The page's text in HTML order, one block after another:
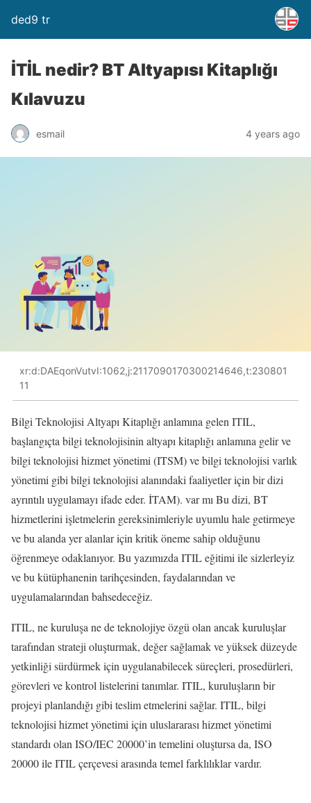
ded9 tr
İTİL nedir? BT Altyapısı Kitaplığı
Kılavuzu
esmail 4 years ago
xr:d:DAEqonVutvI:1062,j:2117090170300214646,t:230801
11
Bilgi Teknolojisi Altyapı Kitaplığı anlamına gelen ITIL,
başlangıçta bilgi teknolojisinin altyapı kitaplığı anlamına gelir ve
bilgi teknolojisi hizmet yönetimi (ITSM) ve bilgi teknolojisi varlık
yönetimi gibi bilgi teknolojisi alanındaki faaliyetler için bir dizi
ayrıntılı uygulamayı ifade eder. İTAM). var mı Bu dizi, BT
hizmetlerini işletmelerin gereksinimleriyle uyumlu hale getirmeye
ve bu alanda yer alanlar için kritik öneme sahip olduğunu
öğrenmeye odaklanıyor. Bu yazımızda ITIL eğitimi ile sizlerleyiz
ve bu kütüphanenin tarihçesinden, faydalarından ve
uygulamalarından bahsedeceğiz.
ITIL, ne kuruluşa ne de teknolojiye özgü olan ancak kuruluşlar
tarafından strateji oluşturmak, değer sağlamak ve yüksek düzeyde
yetkinliği sürdürmek için uygulanabilecek süreçleri, prosedürleri,
görevleri ve kontrol listelerini tanımlar. ITIL, kuruluşların bir
projeyi planlandığı gibi teslim etmelerini sağlar. ITIL, bilgi
teknolojisi hizmet yönetimi için uluslararası hizmet yönetimi
standardı olan ISO/IEC 20000’in temelini oluştursa da, ISO
20000 ile ITIL çerçevesi arasında temel farklılıklar vardır.